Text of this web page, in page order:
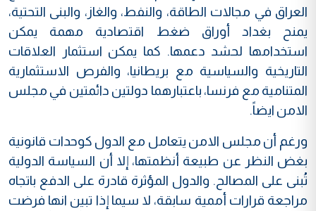
العراق في مجالات الطاقة، والنفط، والغاز، والبنى التحتية،
يمنح بغداد أوراق ضغط اقتصادية مهمة يمكن
استخدامها لحشد دعمها. كما يمكن استثمار العلاقات
التاريخية والسياسية مع بريطانيا، والفرص الاستثمارية
المتنامية مع فرنسا، باعتبارهما دولتين دائمتين في مجلس
الامن ايضاً.
ورغم أن مجلس الامن يتعامل مع الدول كوحدات قانونية
بغض النظر عن طبيعة أنظمتها، إلا أن السياسة الدولية
تُبنى على المصالح. والدول المؤثرة قادرة على الدفع باتجاه
مراجعة قرارات أممية سابقة، لا سيما إذا تبين انها فرضت